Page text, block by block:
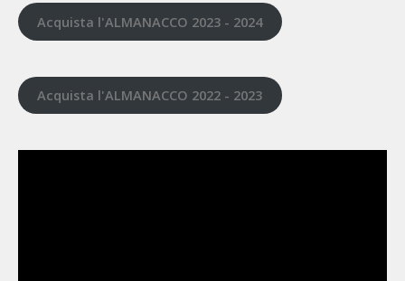
Acquista l'ALMANACCO 2023 - 2024
Acquista l'ALMANACCO 2022 - 2023